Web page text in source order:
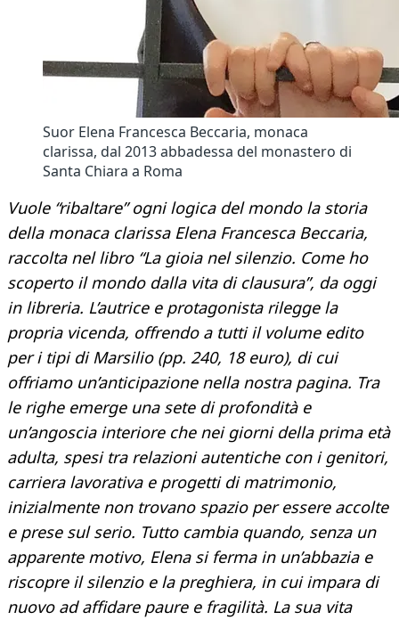
Suor Elena Francesca Beccaria, monaca
clarissa, dal 2013 abbadessa del monastero di
Santa Chiara a Roma
Vuole “ribaltare” ogni logica del mondo la storia
della monaca clarissa Elena Francesca Beccaria,
raccolta nel libro “La gioia nel silenzio. Come ho
scoperto il mondo dalla vita di clausura”, da oggi
in libreria. L’autrice e protagonista rilegge la
propria vicenda, offrendo a tutti il volume edito
per i tipi di Marsilio (pp. 240, 18 euro), di cui
offriamo un’anticipazione nella nostra pagina. Tra
le righe emerge una sete di profondità e
un’angoscia interiore che nei giorni della prima età
adulta, spesi tra relazioni autentiche con i genitori,
carriera lavorativa e progetti di matrimonio,
inizialmente non trovano spazio per essere accolte
e prese sul serio. Tutto cambia quando, senza un
apparente motivo, Elena si ferma in un’abbazia e
riscopre il silenzio e la preghiera, in cui impara di
nuovo ad affidare paure e fragilità. La sua vita